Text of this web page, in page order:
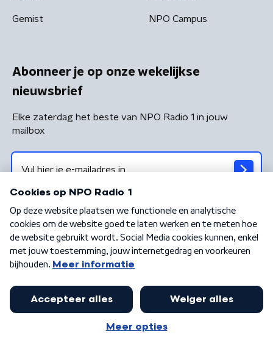
Gemist NPO Campus
Abonneer je op onze wekelijkse
nieuwsbrief
Elke zaterdag het beste van NPO Radio 1 in jouw
mailbox
Algemene voorwaarden